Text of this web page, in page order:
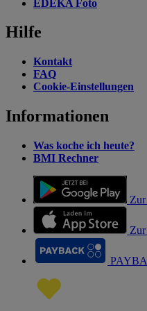
EDEKA Foto
Hilfe
Kontakt
FAQ
Cookie-Einstellungen
Informationen
Was koche ich heute?
BMI Rechner